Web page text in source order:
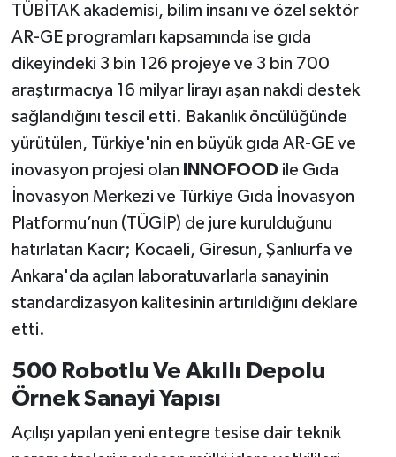
TÜBİTAK akademisi, bilim insanı ve özel sektör
AR-GE programları kapsamında ise gıda
dikeyindeki 3 bin 126 projeye ve 3 bin 700
araştırmacıya 16 milyar lirayı aşan nakdi destek
sağlandığını tescil etti. Bakanlık öncülüğünde
yürütülen, Türkiye'nin en büyük gıda AR-GE ve
inovasyon projesi olan
INNOFOODile Gıda
İnovasyon Merkezi ve Türkiye Gıda İnovasyon
Platformu’nun (TÜGİP) de jure kurulduğunu
hatırlatan Kacır; Kocaeli, Giresun, Şanlıurfa ve
Ankara'da açılan laboratuvarlarla sanayinin
standardizasyon kalitesinin artırıldığını deklare
etti.
500 Robotlu Ve Akıllı Depolu
Örnek Sanayi Yapısı
Açılışı yapılan yeni entegre tesise dair teknik